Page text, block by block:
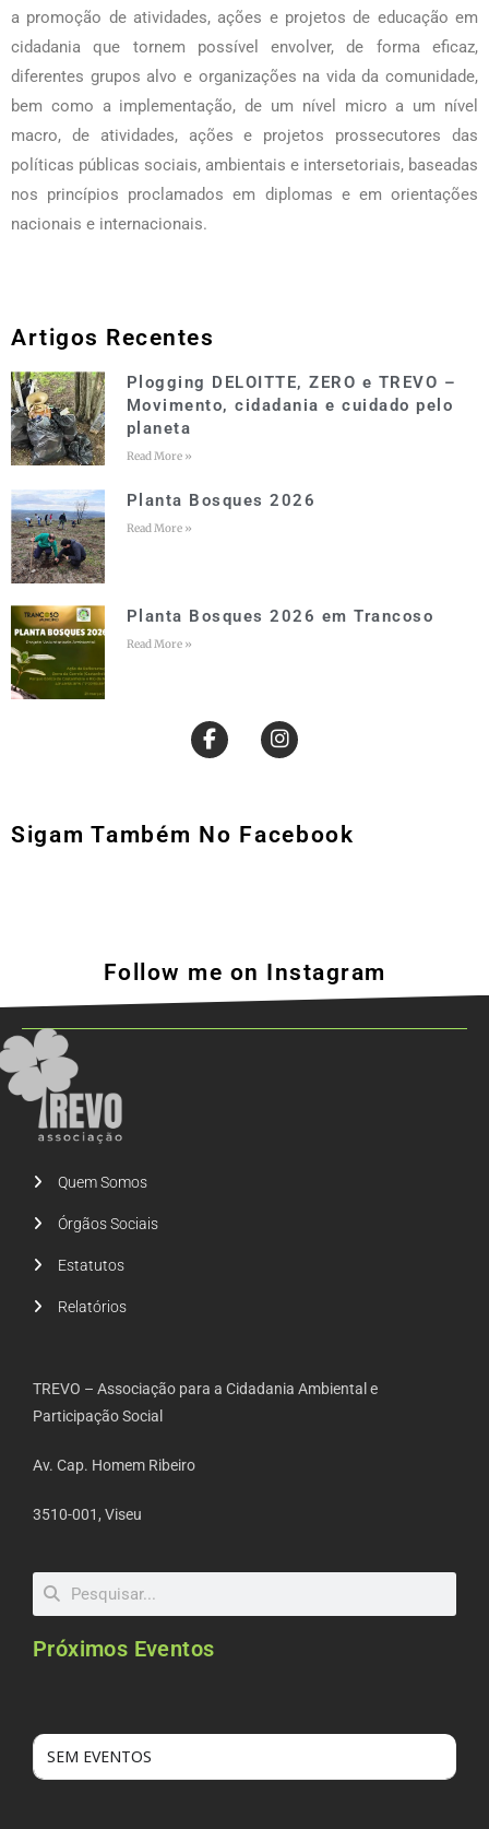
a promoção de atividades, ações e projetos de educação em
cidadania que tornem possível envolver, de forma eficaz,
diferentes grupos alvo e organizações na vida da comunidade,
bem como a implementação, de um nível micro a um nível
macro, de atividades, ações e projetos prossecutores das
políticas públicas sociais, ambientais e intersetoriais, baseadas
nos princípios proclamados em diplomas e em orientações
nacionais e internacionais.
Artigos Recentes
Plogging DELOITTE, ZERO e TREVO –
Movimento, cidadania e cuidado pelo
planeta
Read More »
Planta Bosques 2026
Read More »
Planta Bosques 2026 em Trancoso
Read More »
Sigam Também No Facebook
Follow me on Instagram
Quem Somos
Órgãos Sociais
Estatutos
Relatórios
TREVO – Associação para a Cidadania Ambiental e
Participação Social
Av. Cap. Homem Ribeiro
3510-001, Viseu
Próximos Eventos
SEM EVENTOS